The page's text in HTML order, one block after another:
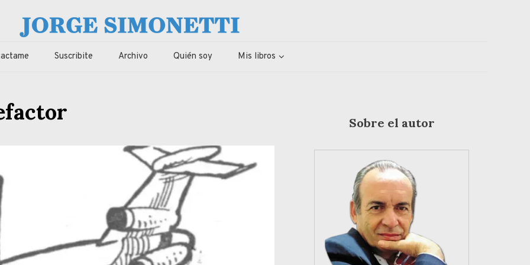
economia de Corrientes, Argentina y el Mundo
Suscribite Archivo Quién soy Mis libros
Sobre el autor